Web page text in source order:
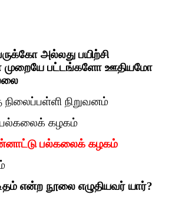
அல்லது பயிற்சி
முறையே பட்டங்களோ ஊதியமோ
நிலைப்பள்ளி நிறுவனம்
பல்கலைக் கழகம்
பல்கலைக் கழகம்
என்ற நூலை எழுதியவர் யார்?